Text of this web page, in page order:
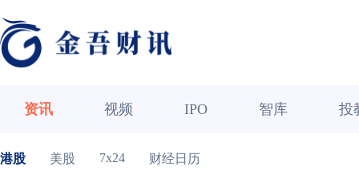
资讯 视频 IPO 智库 投
港股 美股 7x24 财经日历